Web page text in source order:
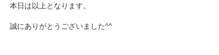
本日は以上となります。
誠にありがとうございました^^